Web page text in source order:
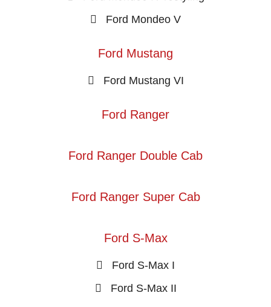
Ford Mondeo V
Ford Mustang
Ford Mustang VI
Ford Ranger
Ford Ranger Double Cab
Ford Ranger Super Cab
Ford S-Max
Ford S-Max I
Ford S-Max II